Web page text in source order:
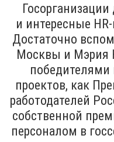
и интересные
Достаточно
Москвы и Мэрия
проектов, как
работодателей
собственной
персоналом в